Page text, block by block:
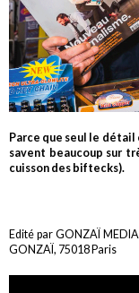
Parce que seul le détail
savent beaucoup sur
cuisson des biftecks).
Edité par GONZAÏ
GONZAÏ, 75018 Paris